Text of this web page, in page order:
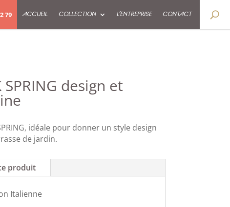
79 ACCUEIL COLLECTION L’ENTREPRISE CONTACT
SPRING design et
idéale pour donner un style design
de jardin.
produit
Italienne